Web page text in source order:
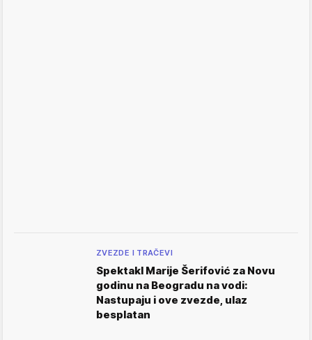
ZVEZDE I TRAČEVI
Spektakl Marije Šerifović za Novu
godinu na Beogradu na vodi:
Nastupaju i ove zvezde, ulaz
besplatan